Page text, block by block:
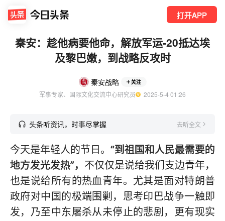
打开APP
秦安：趁他病要他命，解放军运-20抵达埃
及黎巴嫩，到战略反攻时
秦安战略 关注
军事专家、国际文化交流中心研究员
  2025-5-4 01:26
头条听资讯，时事尽掌握 去听全文
今天是年轻人的节日。 “到祖国和人民最需要的
地方发光发热”， 不仅仅是说给我们支边青年，
也是说给所有的热血青年。尤其是面对特朗普
政府对中国的极端围剿，思考印巴战争一触即
发，乃至中东屠杀从未停止的悲剧，更有现实